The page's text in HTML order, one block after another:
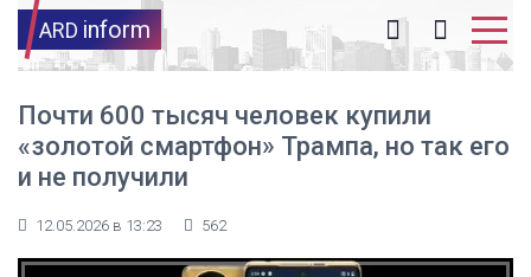
ARD inform
Почти 600 тысяч человек купили
«золотой смартфон» Трампа, но так его
и не получили
12.05.2026 в 13:23 562